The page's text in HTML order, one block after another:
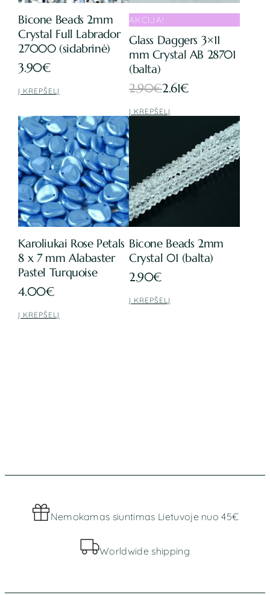
Bicone Beads 2mm
Crystal Full Labrador
27000 (sidabrinė)
3.90€
Į KREPŠELĮ
AKCIJA!
Glass Daggers 3×11
mm Crystal AB 28701
(balta)
2.90€
Original
price
was:
2.90€.
2.61€
Current
price
is:
2.61€.
Į KREPŠELĮ
Karoliukai Rose Petals
8 x 7 mm Alabaster
Pastel Turquoise
4.00€
Į KREPŠELĮ
Bicone Beads 2mm
Crystal 01 (balta)
2.90€
Į KREPŠELĮ
Nemokamas siuntimas Lietuvoje nuo 45€
Worldwide shipping